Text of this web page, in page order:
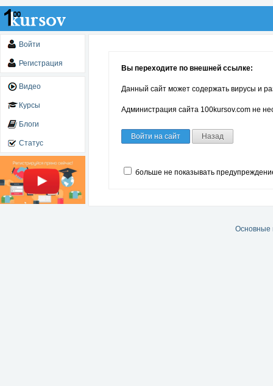
Войти
Регистрация
Видео
Курсы
Блоги
Статус
Вы переходите по внешней ссылке:
Данный сайт может содержать вирусы и
Администрация сайта 100kursov.com не
Войти на сайт Назад
больше не показывать
Основные